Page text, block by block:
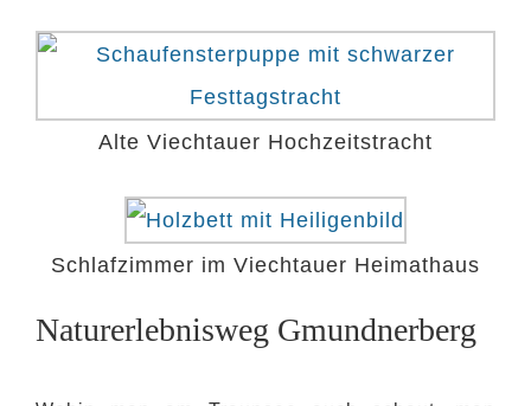
Alte Viechtauer Hochzeitstracht
Schlafzimmer im Viechtauer Heimathaus
Naturerlebnisweg Gmundnerberg